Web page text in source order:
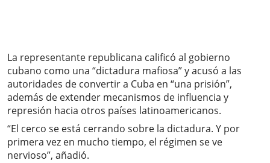
La representante republicana calificó al gobierno
cubano como una “dictadura mafiosa” y acusó a las
autoridades de convertir a Cuba en “una prisión”,
además de extender mecanismos de influencia y
represión hacia otros países latinoamericanos.
“El cerco se está cerrando sobre la dictadura. Y por
primera vez en mucho tiempo, el régimen se ve
nervioso”, añadió.